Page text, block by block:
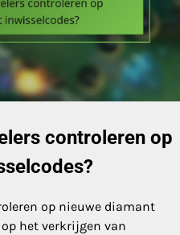
controleren op
op nieuwe diamant
het verkrijgen van